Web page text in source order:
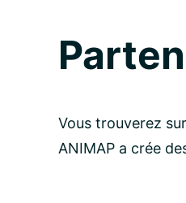
principale
Vous trouverez
ANIMAP a crée